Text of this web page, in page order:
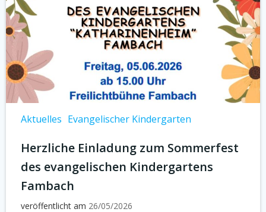
Aktuelles Evangelischer Kindergarten
Herzliche Einladung zum Sommerfest
des evangelischen Kindergartens
Fambach
veröffentlicht am 26/05/2026